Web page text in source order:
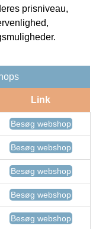
prisniveau,
Link
Besøg webshop
Besøg webshop
Besøg webshop
Besøg webshop
Besøg webshop